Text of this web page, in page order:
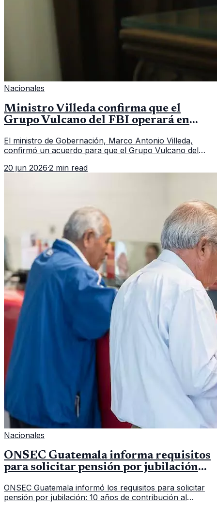
Nacionales
Ministro Villeda confirma que el
Grupo Vulcano del FBI operará en
El ministro de Gobernación, Marco Antonio Villeda,
confirmó un acuerdo para que el Grupo Vulcano del
fallido con la administración anterior del Ministerio
20 jun 2026·2 min read
Nacionales
ONSEC Guatemala informa requisitos
para solicitar pensión por jubilación
ONSEC Guatemala informó los requisitos para solicitar
pensión por jubilación: 10 años de contribución al